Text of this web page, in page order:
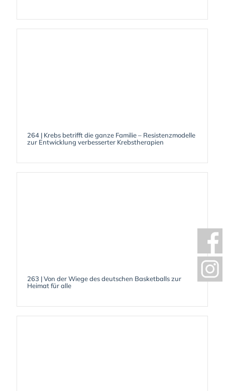
264 | Krebs betrifft die ganze Familie – Resistenzmodelle
zur Entwicklung verbesserter Krebstherapien
263 | Von der Wiege des deutschen Basketballs zur
Heimat für alle